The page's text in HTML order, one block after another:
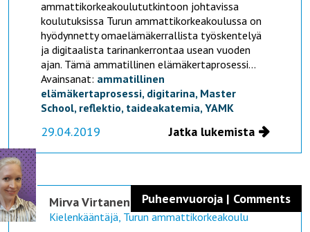
ammattikorkeakoulututkintoon johtavissa
koulutuksissa Turun ammattikorkeakoulussa on
hyödynnetty omaelämäkerrallista työskentelyä
ja digitaalista tarinankerrontaa usean vuoden
ajan. Tämä ammatillinen elämäkertaprosessi...
Avainsanat: ammatillinen
elämäkertaprosessi, digitarina, Master
School, reflektio, taideakatemia,YAMK
29.04.2019 Jatka lukemista
Puheenvuoroja | Comments
Mirva Virtanen
Kielenkääntäjä, Turun ammattikorkeakoulu